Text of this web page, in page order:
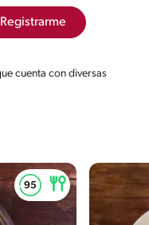
Registrarme
cuenta con diversas